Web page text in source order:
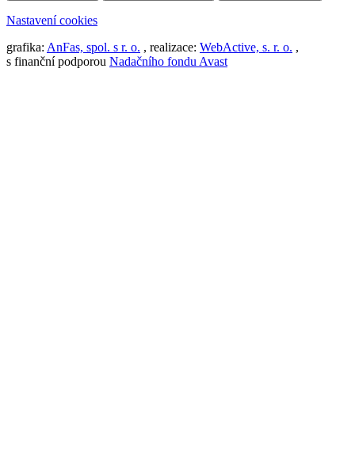
Nastavení cookies
grafika: AnFas, spol. s r. o. , realizace: WebActive, s. r. o. ,
s finanční podporou Nadačního fondu Avast